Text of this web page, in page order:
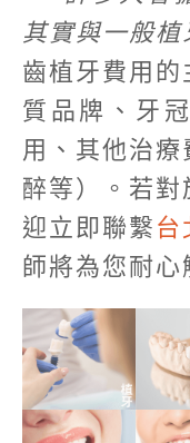
其實與一般
齒植牙費用
質品牌、牙
用、其他治
醉等）。若
迎立即聯繫 台
師將為您耐心